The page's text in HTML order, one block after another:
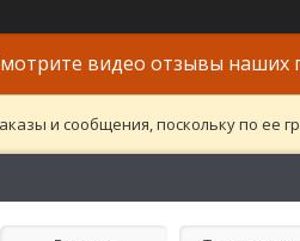
видео отзывы наших
и сообщения, поскольку по